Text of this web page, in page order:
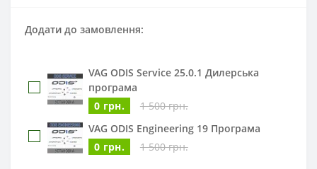
Додати до замовлення:
VAG ODIS Service 25.0.1 Дилерська
програма
0 грн.
1 500 грн.
VAG ODIS Engineering 19 Програма
0 грн.
1 500 грн.